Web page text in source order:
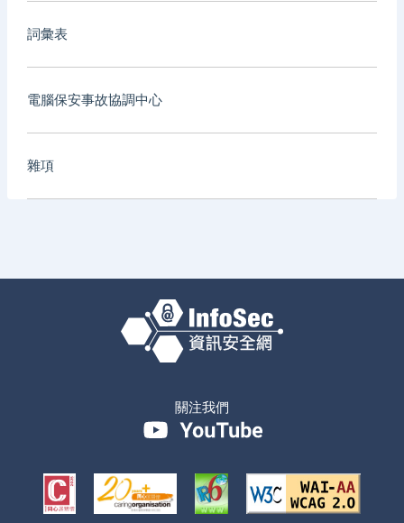
詞彙表
電腦保安事故協調中心
雜項
關注我們